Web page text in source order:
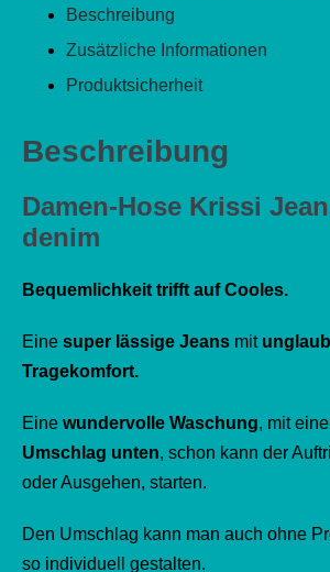
Beschreibung
Zusätzliche Informationen
Produktsicherheit
Beschreibung
Damen-Hose Krissi
denim
Bequemlichkeit trifft auf Cooles.
Eine super lässige Jeans mit
Tragekomfort.
Eine wundervolle Waschung, mit
Umschlag unten, schon kann der
oder Ausgehen, starten.
Den Umschlag kann man auch ohne
so individuell gestalten.